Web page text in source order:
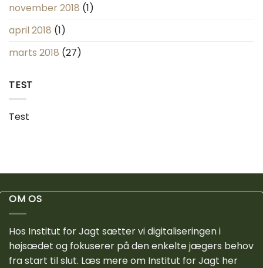
november 2018 (1)
april 2018 (1)
marts 2018 (27)
TEST
Test
OM OS
Hos Institut for Jagt sætter vi digitaliseringen i
højsædet og fokuserer på den enkelte jægers behov
fra start til slut. Læs mere om Institut for Jagt her